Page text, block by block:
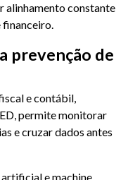
alinhamento constante
financeiro.
prevenção de
e contábil,
permite monitorar
e cruzar dados antes
e machine